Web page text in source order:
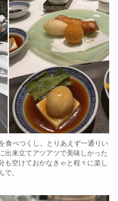
食べつくし。とりあえず一通りい
出来立てアツアツで美味しかった
も空けておかなきゃと程々に楽し
で。